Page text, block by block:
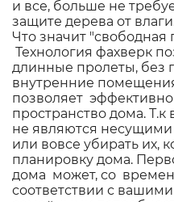
и все, больше не
защите дерева от
Что значит "свободная
Технология фахверк
длинные пролеты, без
внутренние
позволяет эффективно
пространство дома.
не являются
или вовсе убирать их,
планировку дома.
дома может, со
соответствии с